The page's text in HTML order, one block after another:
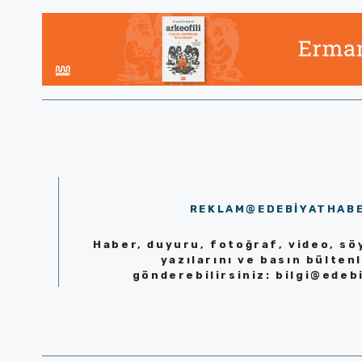
Haber, duyuru, fotoğraf, video,
yazılarını ve basın
gönderebilirsiniz: